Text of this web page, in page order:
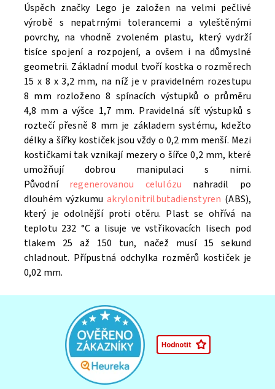
Úspěch značky Lego je založen na velmi pečlivé
výrobě s nepatrnými tolerancemi a vyleštěnými
povrchy, na vhodně zvoleném plastu, který vydrží
tisíce spojení a rozpojení, a ovšem i na důmyslné
geometrii. Základní modul tvoří kostka o rozměrech
15 x 8 x 3,2 mm, na níž je v pravidelném rozestupu
8 mm rozloženo 8 spínacích výstupků o průměru
4,8 mm a výšce 1,7 mm. Pravidelná síť výstupků s
roztečí přesně 8 mm je základem systému, kdežto
délky a šířky kostiček jsou vždy o 0,2 mm menší. Mezi
kostičkami tak vznikají mezery o šířce 0,2 mm, které
umožňují dobrou manipulaci s nimi.
Původní regenerovanou celulózu nahradil po
dlouhém výzkumuakrylonitrilbutadienstyren (ABS),
který je odolnější proti otěru. Plast se ohřívá na
teplotu 232 °C a lisuje ve vstřikovacích lisech pod
tlakem 25 až 150 tun, načež musí 15 sekund
chladnout. Přípustná odchylka rozměrů kostiček je
0,02 mm.